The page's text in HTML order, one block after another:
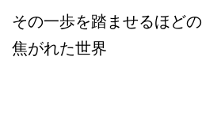
その一歩を踏ませるほどの
焦がれた世界